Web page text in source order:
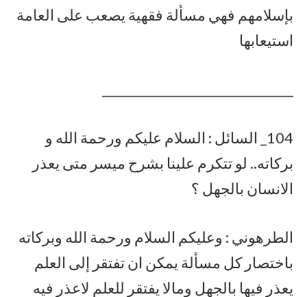
بإسلامهم فهي مسألة فقهية يصعب على العامة
استيعابها
104_ السائل : السلام عليكم ورحمة الله و
بركاته.. لو تتكرم علينا بشرح ميسر متى يعذر
الانسان بالجهل ؟
الطرهوني : وعليكم السلام ورحمة الله وبركاته
باختصار كل مسألة يمكن ان تفتقر إلى العلم
يعذر فيها بالجهل ومالا يفتقر للعلم لاعذر فيه